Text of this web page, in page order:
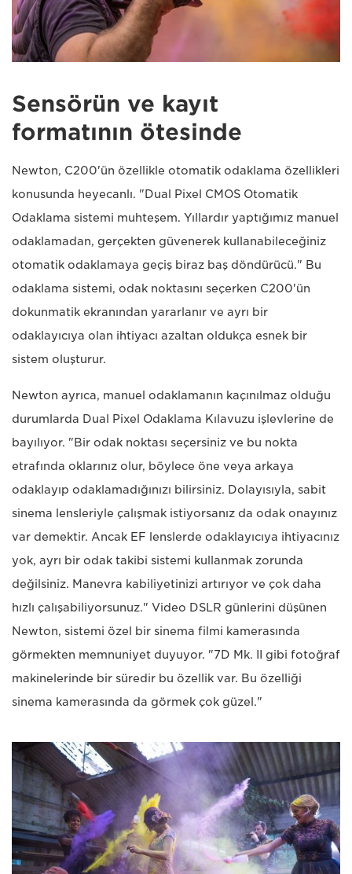
Sensörün ve kayıt
formatının ötesinde
Newton, C200'ün özellikle otomatik odaklama özellikleri
konusunda heyecanlı. "Dual Pixel CMOS Otomatik
Odaklama sistemi muhteşem. Yıllardır yaptığımız manuel
odaklamadan, gerçekten güvenerek kullanabileceğiniz
otomatik odaklamaya geçiş biraz baş döndürücü." Bu
odaklama sistemi, odak noktasını seçerken C200'ün
dokunmatik ekranından yararlanır ve ayrı bir
odaklayıcıya olan ihtiyacı azaltan oldukça esnek bir
sistem oluşturur.
Newton ayrıca, manuel odaklamanın kaçınılmaz olduğu
durumlarda Dual Pixel Odaklama Kılavuzu işlevlerine de
bayılıyor. "Bir odak noktası seçersiniz ve bu nokta
etrafında oklarınız olur, böylece öne veya arkaya
odaklayıp odaklamadığınızı bilirsiniz. Dolayısıyla, sabit
sinema lensleriyle çalışmak istiyorsanız da odak onayınız
var demektir. Ancak EF lenslerde odaklayıcıya ihtiyacınız
yok, ayrı bir odak takibi sistemi kullanmak zorunda
değilsiniz. Manevra kabiliyetinizi artırıyor ve çok daha
hızlı çalışabiliyorsunuz." Video DSLR günlerini düşünen
Newton, sistemi özel bir sinema filmi kamerasında
görmekten memnuniyet duyuyor. "7D Mk. II gibi fotoğraf
makinelerinde bir süredir bu özellik var. Bu özelliği
sinema kamerasında da görmek çok güzel."